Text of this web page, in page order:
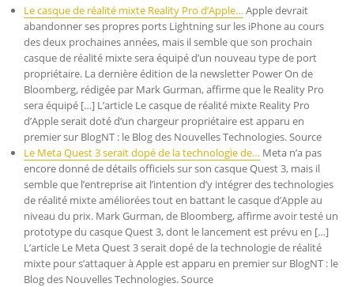
Le casque de réalité mixte Reality Pro d’Apple…Apple devrait
abandonner ses propres ports Lightning sur les iPhone au cours
des deux prochaines années, mais il semble que son prochain
casque de réalité mixte sera équipé d’un nouveau type de port
propriétaire. La dernière édition de la newsletter Power On de
Bloomberg, rédigée par Mark Gurman, affirme que le Reality Pro
sera équipé […] L’article Le casque de réalité mixte Reality Pro
d’Apple serait doté d’un chargeur propriétaire est apparu en
premier sur BlogNT : le Blog des Nouvelles Technologies. Source
Le Meta Quest 3 serait dopé de la technologie de… Meta n’a pas
encore donné de détails officiels sur son casque Quest 3, mais il
semble que l’entreprise ait l’intention d’y intégrer des technologies
de réalité mixte améliorées tout en battant le casque d’Apple au
niveau du prix. Mark Gurman, de Bloomberg, affirme avoir testé un
prototype du casque Quest 3, dont le lancement est prévu en […]
L’article Le Meta Quest 3 serait dopé de la technologie de réalité
mixte pour s’attaquer à Apple est apparu en premier sur BlogNT : le
Blog des Nouvelles Technologies. Source